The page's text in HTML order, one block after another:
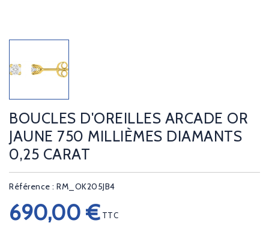
BOUCLES D'OREILLES ARCADE OR
JAUNE 750 MILLIÈMES DIAMANTS
0,25 CARAT
Référence : RM_OK205JB4
690,00 € TTC